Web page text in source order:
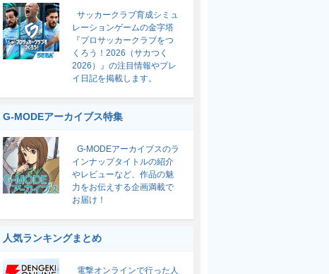
サッカークラブ育成シミュ
レーションゲームの金字塔
『プロサッカークラブをつ
くろう！2026（サカつく
2026）』の注目情報やプレ
イ日記を掲載します。
G-MODEアーカイブス特集
G-MODEアーカイブスのラ
インナップタイトルの紹介
やレビューなど、作品の魅
力をお伝えする企画満載で
お届け！
人気ランキングまとめ
電撃オンラインで行った人